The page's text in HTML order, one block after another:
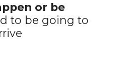
or be
to be going to